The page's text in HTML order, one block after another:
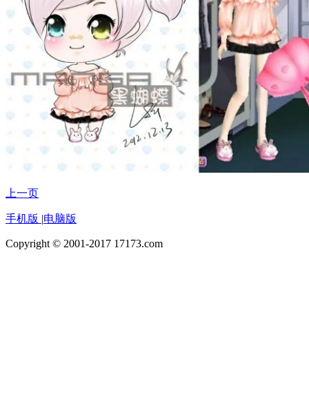
上一页
手机版 |电脑版
Copyright © 2001-2017 17173.com